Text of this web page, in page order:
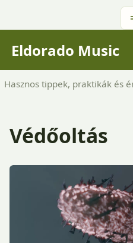
Eldorado Music
Hasznos tippek, praktikák és
Védőoltás